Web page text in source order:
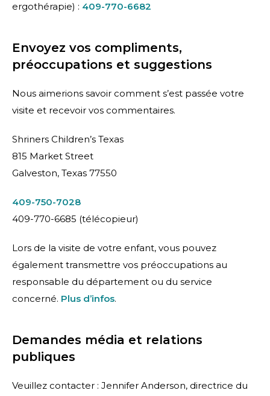
ergothérapie) : 409-770-6682
Envoyez vos compliments,
préoccupations et suggestions
Nous aimerions savoir comment s’est passée votre
visite et recevoir vos commentaires.
Shriners Children’s Texas
815 Market Street
Galveston, Texas 77550
409-750-7028
409-770-6685 (télécopieur)
Lors de la visite de votre enfant, vous pouvez
également transmettre vos préoccupations au
responsable du département ou du service
concerné. Plus d’infos.
Demandes média et relations
publiques
Veuillez contacter : Jennifer Anderson, directrice du